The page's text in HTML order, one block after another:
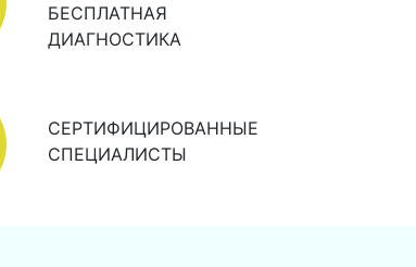
БЕСПЛАТНАЯ
ДИАГНОСТИКА
СЕРТИФИЦИРОВАННЫЕ
СПЕЦИАЛИСТЫ